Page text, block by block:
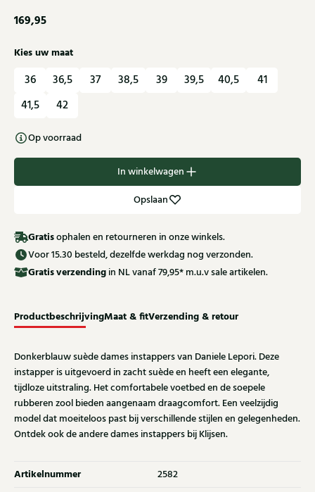
169,95
Kies uw maat
36 36,5 37 38,5 39 39,5 40,5
41
41,5
42
Op voorraad
In winkelwagen
Opslaan
Gratisophalen en retourneren in onze winkels.
Voor 15.30 besteld, dezelfde werkdag nog verzonden.
Gratisverzending in NL vanaf 79,95* m.u.v sale artikelen.
ProductbeschrijvingMaat & fitVerzending & retour
Donkerblauw suède dames instappers van Daniele Lepori. Deze
instapper is uitgevoerd in zacht suède en heeft een elegante,
tijdloze uitstraling. Het comfortabele voetbed en de soepele
rubberen zool bieden aangenaam draagcomfort. Een veelzijdig
model dat moeiteloos past bij verschillende stijlen en gelegenheden.
Ontdek ook de andere dames instappers bij Klijsen.
Artikelnummer 2582